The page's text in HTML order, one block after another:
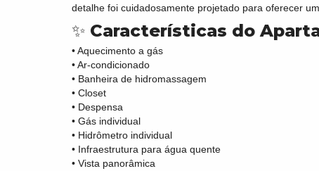
detalhe foi cuidadosamente projetado para oferecer
✨ Características do
• Aquecimento a gás
• Ar-condicionado
• Banheira de hidromassagem
• Closet
• Despensa
• Gás individual
• Hidrômetro individual
• Infraestrutura para água quente
• Vista panorâmica